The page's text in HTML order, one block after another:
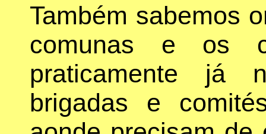
Também sabemos
comunas e os
praticamente já
brigadas e